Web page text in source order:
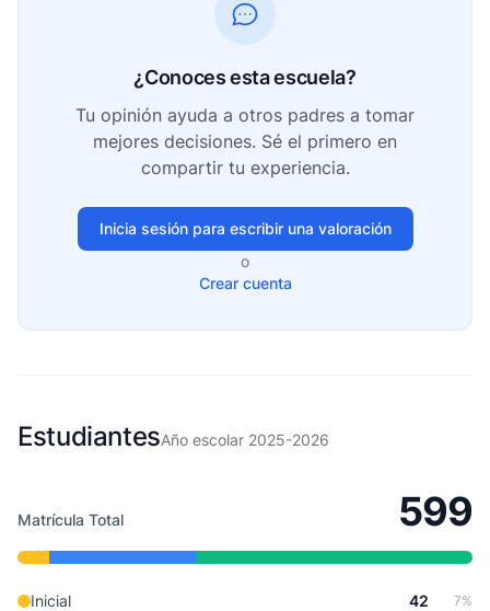
¿Conoces esta escuela?
Tu opinión ayuda a otros padres a tomar
mejores decisiones. Sé el primero en
compartir tu experiencia.
Inicia sesión para escribir una valoración
o
Crear cuenta
EstudiantesAño escolar 2025-2026
Matrícula Total 599
Inicial 42 7%